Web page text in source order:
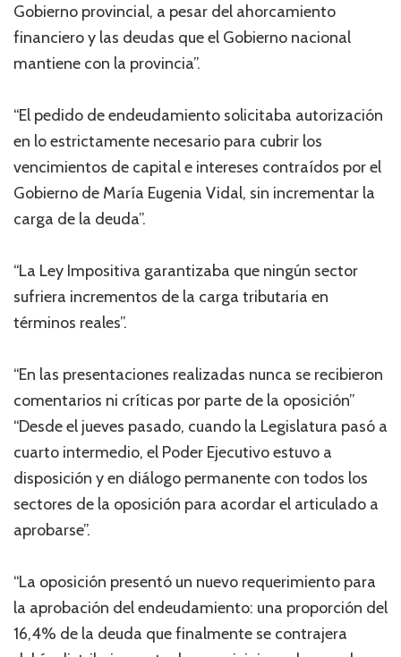
Gobierno provincial, a pesar del ahorcamiento
financiero y las deudas que el Gobierno nacional
mantiene con la provincia”.
“El pedido de endeudamiento solicitaba autorización
en lo estrictamente necesario para cubrir los
vencimientos de capital e intereses contraídos por el
Gobierno de María Eugenia Vidal, sin incrementar la
carga de la deuda”.
“La Ley Impositiva garantizaba que ningún sector
sufriera incrementos de la carga tributaria en
términos reales”.
“En las presentaciones realizadas nunca se recibieron
comentarios ni críticas por parte de la oposición”
“Desde el jueves pasado, cuando la Legislatura pasó a
cuarto intermedio, el Poder Ejecutivo estuvo a
disposición y en diálogo permanente con todos los
sectores de la oposición para acordar el articulado a
aprobarse”.
“La oposición presentó un nuevo requerimiento para
la aprobación del endeudamiento: una proporción del
16,4% de la deuda que finalmente se contrajera